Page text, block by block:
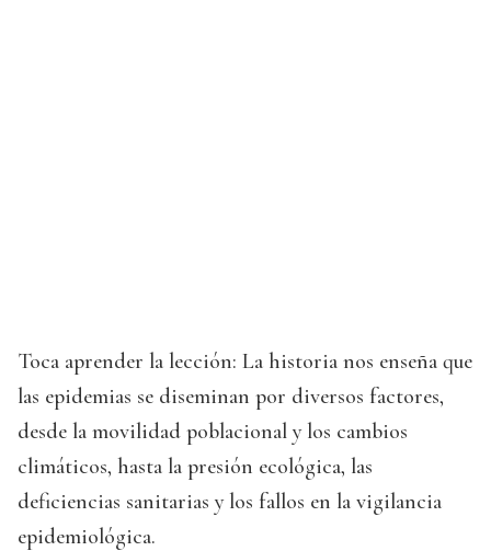
Toca aprender la lección: La historia nos enseña que
las epidemias se diseminan por diversos factores,
desde la movilidad poblacional y los cambios
climáticos, hasta la presión ecológica, las
deficiencias sanitarias y los fallos en la vigilancia
epidemiológica.